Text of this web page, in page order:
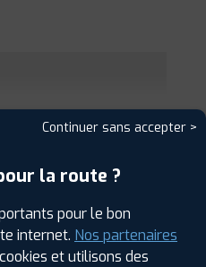
Continuer sans accepter >
la route ?
pour le bon
internet. Nos partenaires
et utilisons des